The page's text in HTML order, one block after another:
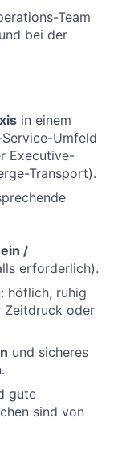
Team
bei der
in einem
Umfeld
Executive-
Transport).
/
erforderlich).
: höflich, ruhig
Zeitdruck oder
und sicheres
gute
sind von